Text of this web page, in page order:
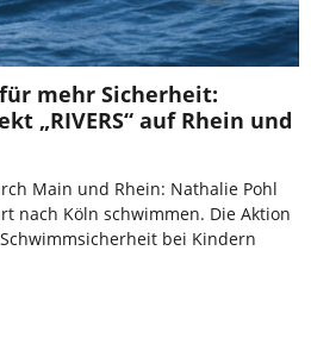
mehr Sicherheit:
„RIVERS“ auf Rhein und
Main und Rhein: Nathalie Pohl
nach Köln schwimmen. Die Aktion
bei Kindern